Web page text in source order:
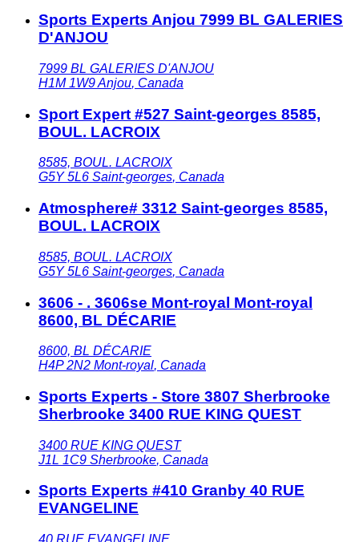
Sports Experts Anjou 7999 BL GALERIES
D'ANJOU
7999 BL GALERIES D'ANJOU
H1M 1W9Anjou, Canada
Sport Expert #527 Saint-georges 8585,
BOUL. LACROIX
8585, BOUL. LACROIX
G5Y 5L6 Saint-georges, Canada
Atmosphere# 3312 Saint-georges 8585,
BOUL. LACROIX
8585, BOUL. LACROIX
G5Y 5L6 Saint-georges, Canada
3606 - . 3606se Mont-royal Mont-royal
8600, BL DÉCARIE
8600, BL DÉCARIE
H4P 2N2 Mont-royal, Canada
Sports Experts - Store 3807 Sherbrooke
Sherbrooke 3400 RUE KING QUEST
3400 RUE KING QUEST
J1L 1C9 Sherbrooke, Canada
Sports Experts #410 Granby 40 RUE
EVANGELINE